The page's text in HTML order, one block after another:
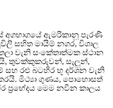
අගභාගයේ ඇමරිකානු පැරණි
සහිත මායිම් නගර, විශාල
වැනි සංකේතාත්මක ස්ථාන
තුවක්කුකරුවන්, සැලුන්,
සහ රළු බටහිර භූ දර්ශන වැනි
මිථ්‍යා ගුණය, පොහොසත්
ප්‍රභේදය මෙම නවීන කාලය